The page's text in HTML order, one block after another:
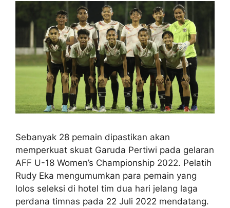
Sebanyak 28 pemain dipastikan akan
memperkuat skuat Garuda Pertiwi pada gelaran
AFF U-18 Women’s Championship 2022. Pelatih
Rudy Eka mengumumkan para pemain yang
lolos seleksi di hotel tim dua hari jelang laga
perdana timnas pada 22 Juli 2022 mendatang.